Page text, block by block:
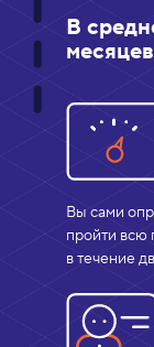
В
месяцев
Вы сами
пройти всю
в течение